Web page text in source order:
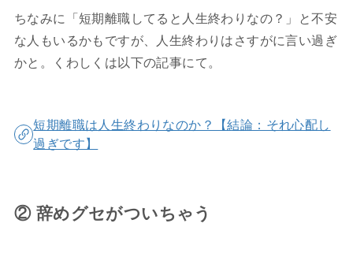
ちなみに「短期離職してると人生終わりなの？」と不安
な人もいるかもですが、人生終わりはさすがに言い過ぎ
かと。くわしくは以下の記事にて。
短期離職は人生終わりなのか？【結論：それ心配し
過ぎです】
② 辞めグセがついちゃう